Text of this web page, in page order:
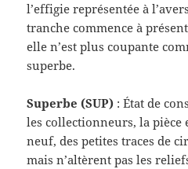
l’effigie représentée à
tranche commence à
elle n’est plus coupante
superbe.
Superbe (SUP) : État de
les collectionneurs, la pièce
neuf, des petites traces de
mais n’altèrent pas les